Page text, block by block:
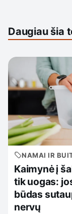
Daugiau šia
NAMAI IR
Kaimynė į
tik uogas:
būdas
nervų